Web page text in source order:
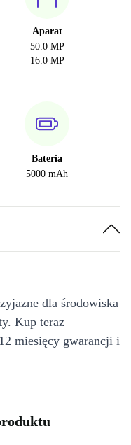
Aparat
50.0 MP
16.0 MP
Bateria
5000 mAh
dla środowiska
Kup teraz
miesięcy gwarancji i